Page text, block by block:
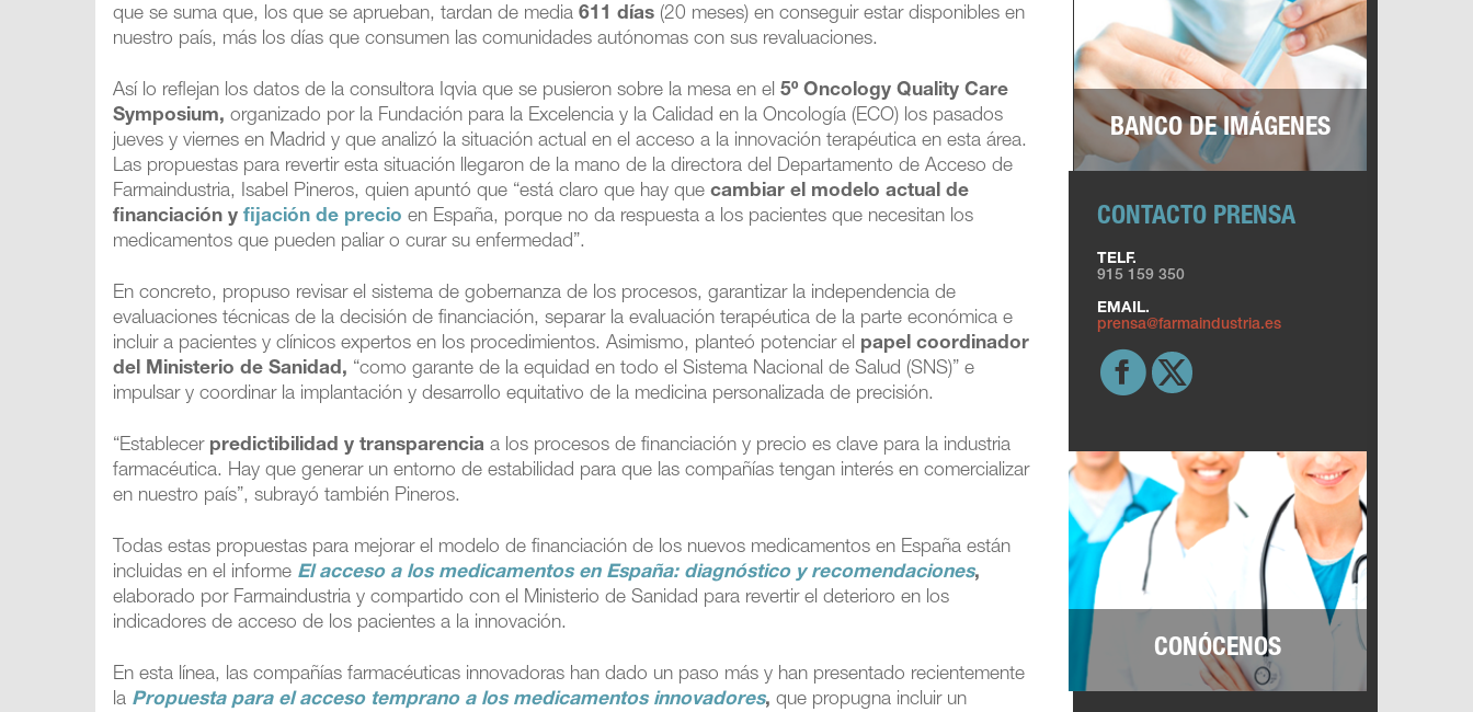
que se suma que, los que se aprueban, tardan de media611 días (20 meses) en conseguir estar disponibles en
nuestro país, más los días que consumen las comunidades autónomas con sus revaluaciones.
Así lo reflejan los datos de la consultora Iqvia que se pusieron sobre la mesa en el5º Oncology Quality Care
Symposium, organizado por la Fundación para la Excelencia y la Calidad en la Oncología (ECO) los pasados
jueves y viernes en Madrid y que analizó la situación actual en el acceso a la innovación terapéutica en esta área.
Las propuestas para revertir esta situación llegaron de la mano de la directora del Departamento de Acceso de
Farmaindustria, Isabel Pineros, quien apuntó que “está claro que hay quecambiar el modelo actual de
financiación yfijación de precio en España, porque no da respuesta a los pacientes que necesitan los
medicamentos que pueden paliar o curar su enfermedad”.
En concreto, propuso revisar el sistema de gobernanza de los procesos, garantizar la independencia de
evaluaciones técnicas de la decisión de financiación, separar la evaluación terapéutica de la parte económica e
incluir a pacientes y clínicos expertos en los procedimientos. Asimismo, planteó potenciar el papel coordinador
del Ministerio de Sanidad, “como garante de la equidad en todo el Sistema Nacional de Salud (SNS)” e
impulsar y coordinar la implantación y desarrollo equitativo de la medicina personalizada de precisión.
“Establecer predictibilidad y transparencia a los procesos de financiación y precio es clave para la industria
farmacéutica. Hay que generar un entorno de estabilidad para que las compañías tengan interés en comercializar
en nuestro país”, subrayó también Pineros.
Todas estas propuestas para mejorar el modelo de financiación de los nuevos medicamentos en España están
incluidas en el informe El acceso a los medicamentos en España: diagnóstico y recomendaciones,
elaborado por Farmaindustria y compartido con el Ministerio de Sanidad para revertir el deterioro en los
indicadores de acceso de los pacientes a la innovación.
En esta línea, las compañías farmacéuticas innovadoras han dado un paso más y han presentado recientemente
la Propuesta para el acceso temprano a los medicamentos innovadores, que propugna incluir un
BANCO DE IMÁGENES
CONTACTO PRENSA
TELF.
915 159 350
EMAIL.
prensa@farmaindustria.es
CONÓCENOS